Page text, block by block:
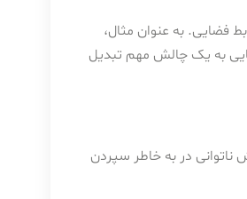
فضایی. به عنوان مثال،
به یک چالش مهم تبدیل
در به خاطر سپردن